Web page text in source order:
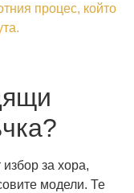
процес, който
за хора,
модели. Те